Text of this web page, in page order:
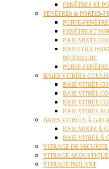
FENÊTRES ET
FENÊTRES & PORTES-
PORTE-
FENÊTRE ET
BAIE MIXTE
BAIE
INTÉRIEURE
PORTE-
BAIES VITRÉES
BAIE VITRÉE
BAIE VITRÉE
BAIE VITRÉE
BAIE VITRÉE
BAIES VITRÉES À
BAIE MIXTE À
BAIE VITRÉE À
VITRAGE DE SECURITE
VITRAGE ACOUSTIQUE
VITRAGE ISOLANT